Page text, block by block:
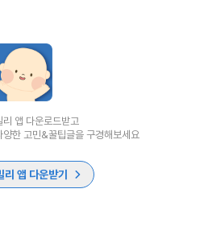
리 앱 다운로드받고
양한 고민&꿀팁글을 구경해보세요
리 앱 다운받기